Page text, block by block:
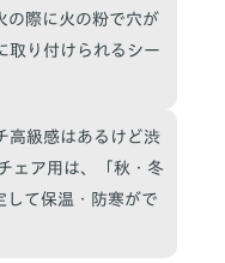
の際に火の粉で穴が
取り付けられるシー
高級感はあるけど渋
ェア用は、「秋・冬
して保温・防寒がで